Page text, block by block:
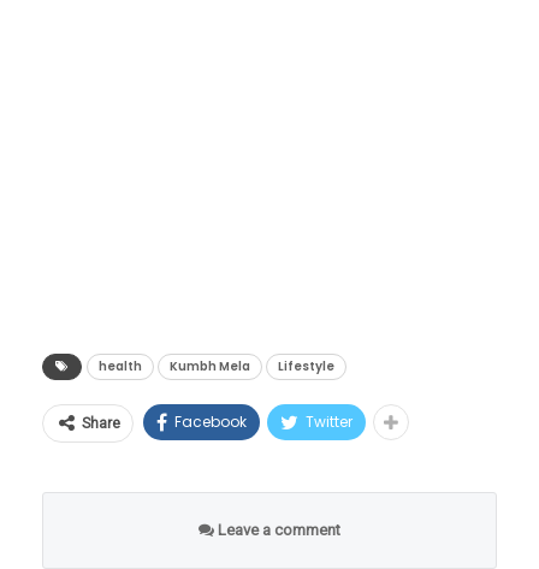
health Kumbh Mela Lifestyle
Share Facebook Twitter
Leave a comment